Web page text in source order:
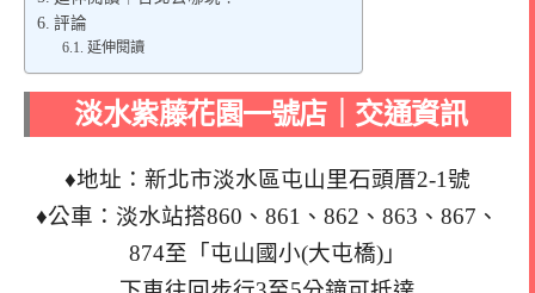
評論
延伸閱讀
淡水紫藤花園一號店｜交通資訊
♦地址：新北市淡水區屯山里石頭厝2-1號
♦公車：淡水站搭860、861、862、863、867、
874至「屯山國小(大屯橋)」